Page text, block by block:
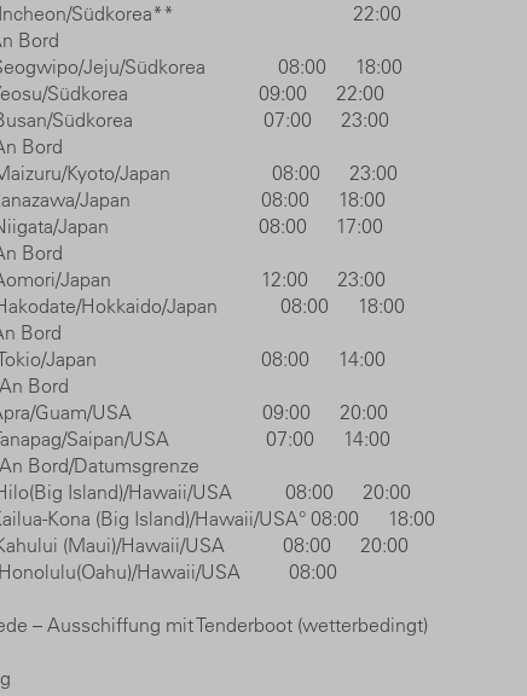
Incheon/Südkorea** 22:00
An Bord
Jeju/Südkorea 08:00 18:00
Südkorea 09:00 22:00
Südkorea 07:00 23:00
Kyoto/Japan 08:00 23:00
Japan 08:00 18:00
Japan 08:00 17:00
Japan 12:00 23:00
Hokkaido/Japan 08:00 18:00
Tokio/Japan 08:00 14:00
Bord
Guam/USA 09:00 20:00
Saipan/USA 07:00 14:00
Bord/Datumsgrenze
Island)/Hawaii/USA 08:00 20:00
Kona (Big Island)/Hawaii/USA° 08:00 18:00
(Maui)/Hawaii/USA 08:00 20:00
Honolulu(Oahu)/Hawaii/USA 08:00
– Ausschiffung mit Tenderboot (wetterbedingt)